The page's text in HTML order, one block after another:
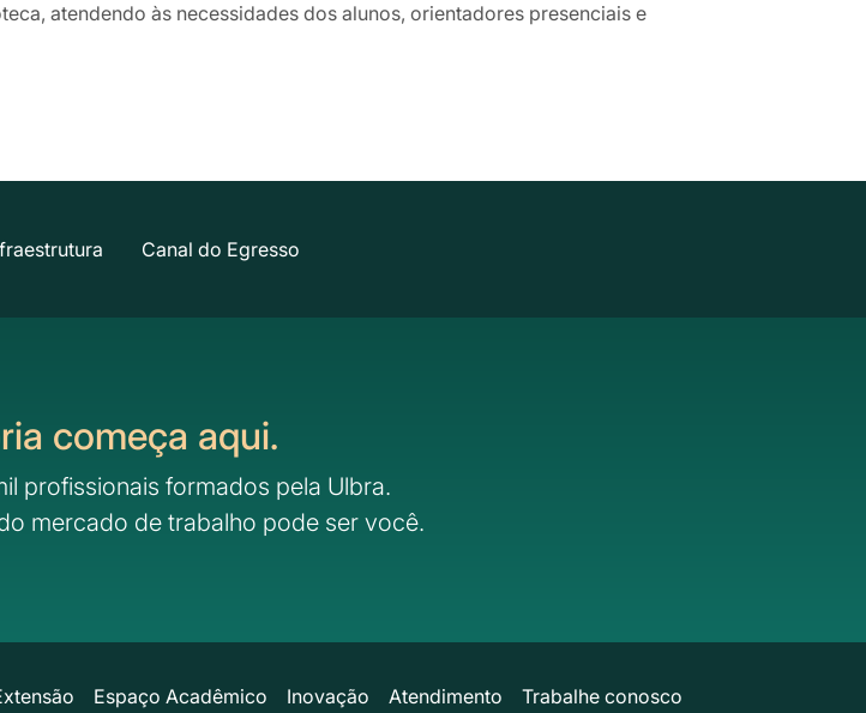
atendendo às necessidades dos alunos, orientadores presenciais e
Canal do Egresso
começa aqui.
profissionais formados pela Ulbra.
mercado de trabalho pode ser você.
Espaço Acadêmico Inovação Atendimento Trabalhe conosco